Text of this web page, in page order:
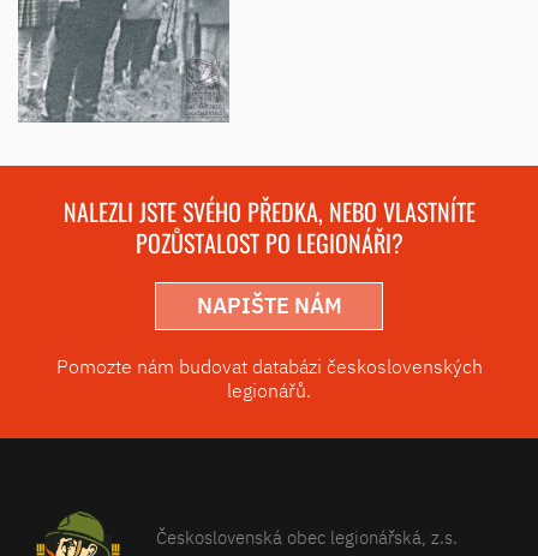
NALEZLI JSTE SVÉHO PŘEDKA, NEBO VLASTNÍTE
POZŮSTALOST PO LEGIONÁŘI?
NAPIŠTE NÁM
Pomozte nám budovat databázi československých
legionářů.
Československá obec legionářská, z.s.